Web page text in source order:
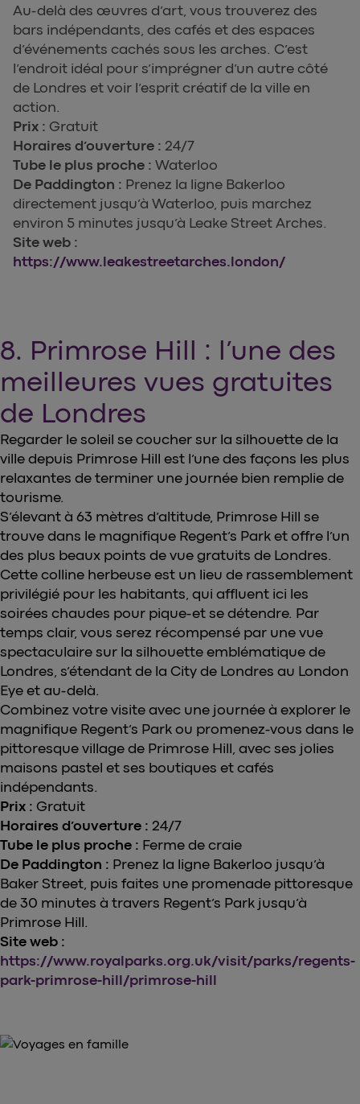
Au-delà des œuvres d’art, vous trouverez des
bars indépendants, des cafés et des espaces
d’événements cachés sous les arches. C’est
l’endroit idéal pour s’imprégner d’un autre côté
de Londres et voir l’esprit créatif de la ville en
action.
Prix : Gratuit
Horaires d’ouverture : 24/7
Tube le plus proche : Waterloo
De Paddington : Prenez la ligne Bakerloo
directement jusqu’à Waterloo, puis marchez
environ 5 minutes jusqu’à Leake Street Arches.
Site web :
https://www.leakestreetarches.london/
8. Primrose Hill : l’une des
meilleures vues gratuites
de Londres
Regarder le soleil se coucher sur la silhouette de la
ville depuis Primrose Hill est l’une des façons les plus
relaxantes de terminer une journée bien remplie de
tourisme.
S’élevant à 63 mètres d’altitude, Primrose Hill se
trouve dans le magnifique Regent’s Park et offre l’un
des plus beaux points de vue gratuits de Londres.
Cette colline herbeuse est un lieu de rassemblement
privilégié pour les habitants, qui affluent ici les
soirées chaudes pour pique-et se détendre. Par
temps clair, vous serez récompensé par une vue
spectaculaire sur la silhouette emblématique de
Londres, s’étendant de la City de Londres au London
Eye et au-delà.
Combinez votre visite avec une journée à explorer le
magnifique Regent’s Park ou promenez-vous dans le
pittoresque village de Primrose Hill, avec ses jolies
maisons pastel et ses boutiques et cafés
indépendants.
Prix : Gratuit
Horaires d’ouverture : 24/7
Tube le plus proche : Ferme de craie
De Paddington : Prenez la ligne Bakerloo jusqu’à
Baker Street, puis faites une promenade pittoresque
de 30 minutes à travers Regent’s Park jusqu’à
Primrose Hill.
Site web :
https://www.royalparks.org.uk/visit/parks/regents-
park-primrose-hill/primrose-hill